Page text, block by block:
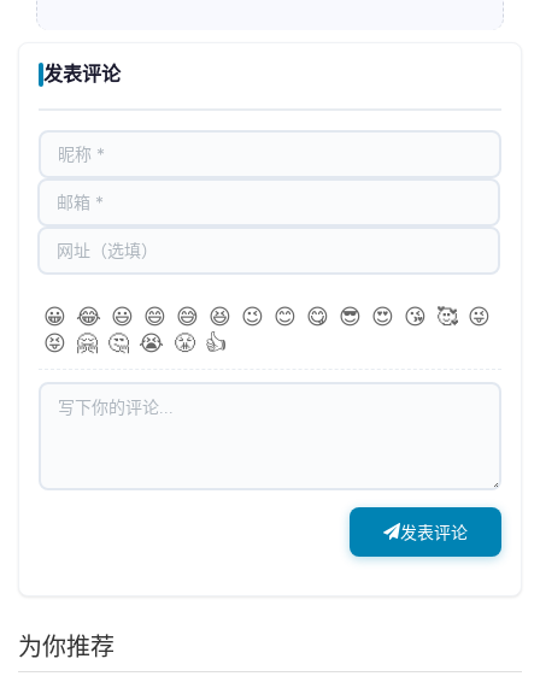
发表评论
😀 😂 😃 😄 😅 😆 😉 😊 😋 😎 😍 😘 🥰 😜
😝 🤗 🤔 😭 😤 👍
发表评论
为你推荐